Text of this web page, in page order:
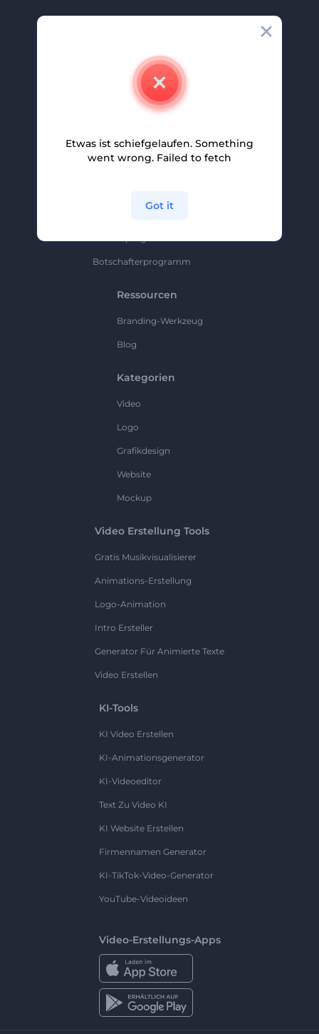
Partnerprogramm
Botschafterprogramm
Ressourcen
Branding-Werkzeug
Blog
Kategorien
Video
Logo
Grafikdesign
Website
Mockup
Video Erstellung Tools
Gratis Musikvisualisierer
Animations-Erstellung
Logo-Animation
Intro Ersteller
Generator Für Animierte Texte
Video Erstellen
KI-Tools
KI Video Erstellen
KI-Animationsgenerator
KI-Videoeditor
Text Zu Video KI
KI Website Erstellen
Firmennamen Generator
KI-TikTok-Video-Generator
YouTube-Videoideen
Video-Erstellungs-Apps
Etwas ist schiefgelaufen. Something
went wrong. Failed to fetch
Got it